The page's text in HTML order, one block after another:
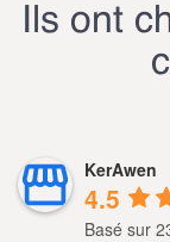
Ils ont
KerAwen
4.5
Basé sur